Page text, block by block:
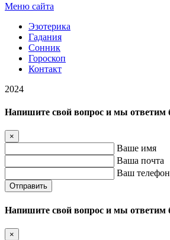
Меню сайта
Эзотерика
Гадания
Сонник
Гороскоп
Контакт
2024
Напишите свой вопрос и мы
×
Ваше имя
Ваша почта
Ваш телефон
Отправить
Напишите свой вопрос и мы
×